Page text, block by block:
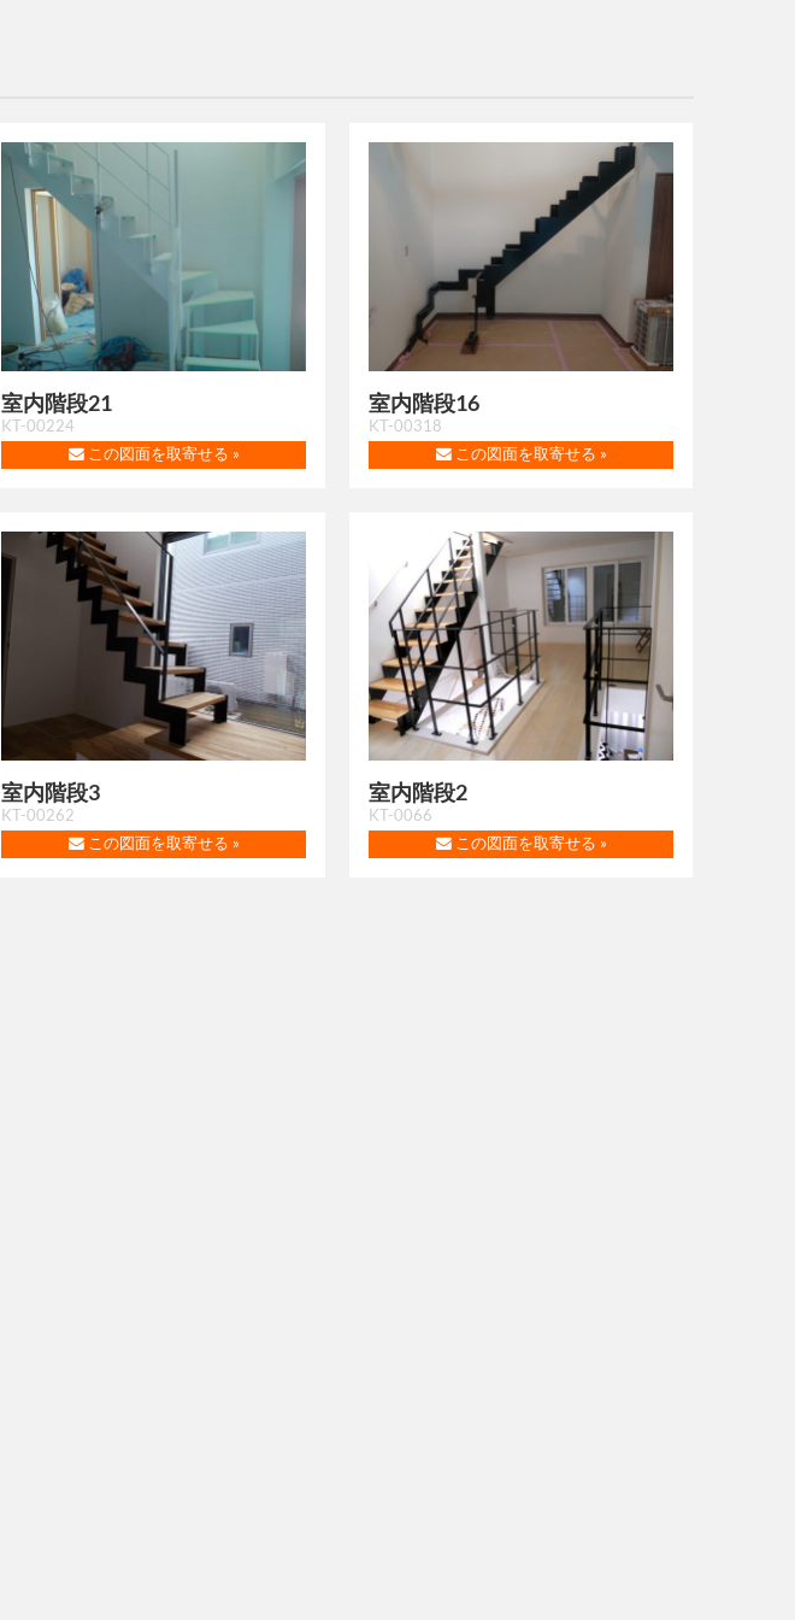
室内階段21
KT-00224
この図面を取寄せる »
室内階段16
KT-00318
この図面を取寄せる »
室内階段3
KT-00262
この図面を取寄せる »
室内階段2
KT-0066
この図面を取寄せる »